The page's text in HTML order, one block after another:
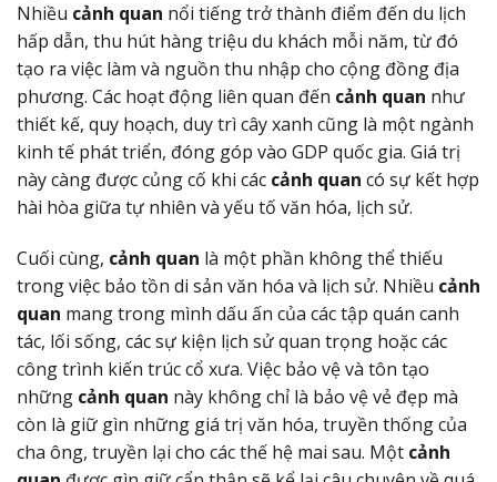
Nhiều cảnh quan nổi tiếng trở thành điểm đến du lịch
hấp dẫn, thu hút hàng triệu du khách mỗi năm, từ đó
tạo ra việc làm và nguồn thu nhập cho cộng đồng địa
phương. Các hoạt động liên quan đến cảnh quan như
thiết kế, quy hoạch, duy trì cây xanh cũng là một ngành
kinh tế phát triển, đóng góp vào GDP quốc gia. Giá trị
này càng được củng cố khi các cảnh quan có sự kết hợp
hài hòa giữa tự nhiên và yếu tố văn hóa, lịch sử.
Cuối cùng, cảnh quan là một phần không thể thiếu
trong việc bảo tồn di sản văn hóa và lịch sử. Nhiều cảnh
quan mang trong mình dấu ấn của các tập quán canh
tác, lối sống, các sự kiện lịch sử quan trọng hoặc các
công trình kiến trúc cổ xưa. Việc bảo vệ và tôn tạo
những cảnh quan này không chỉ là bảo vệ vẻ đẹp mà
còn là giữ gìn những giá trị văn hóa, truyền thống của
cha ông, truyền lại cho các thế hệ mai sau. Một cảnh